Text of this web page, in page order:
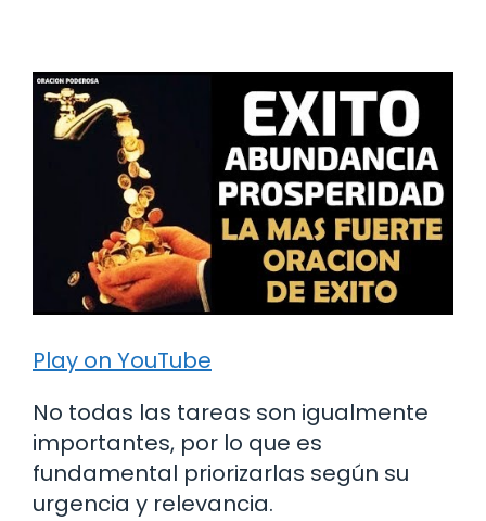
Play on YouTube
No todas las tareas son igualmente
importantes, por lo que es
fundamental priorizarlas según su
urgencia y relevancia.